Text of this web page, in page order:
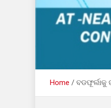
Home ବଡଫୂର୍ଲାକୁ